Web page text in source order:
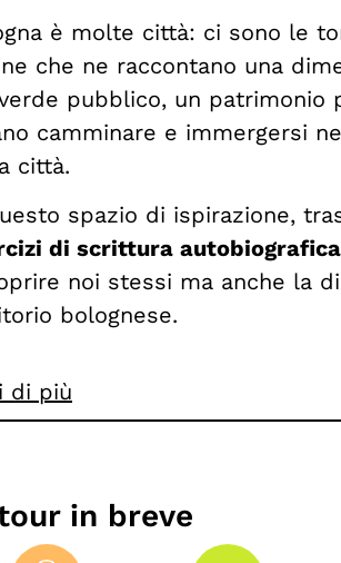
è molte città: ci sono le
che ne raccontano una
pubblico, un patrimonio
camminare e immergersi
città.
spazio di ispirazione,
di scrittura autobiografica
noi stessi ma anche la
bolognese.
di più
in breve